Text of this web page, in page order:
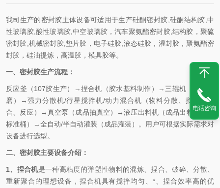
我司生产的密封胶主体设备可适用于生产硅酮密封胶,硅酮结构胶,中
性玻璃胶,酸性玻璃胶,中空玻璃胶，汽车聚氨酯密封胶,结构胶，聚硫
密封胶,机械密封胶,垫片胶，电子硅胶,液态硅胶，灌封胶，聚氨酯密
封胶，硅油提炼，高温胶，模具胶等。
一、密封胶生产流程：
反应釜（107胶生产）→捏合机（胶水基料制作）→三辊机（物料研
磨）→强力分散机/行星搅拌机/动力混合机（物料分散、搅拌、混
合、反应）→真空泵（成品抽真空）→液压出料机（成品出料到包装
标准桶）→全自动/半自动灌装（成品灌装）。用户可根据实际需求对
设备进行选型。
二、密封胶主要设备介绍：
1、 捏合机是一种高粘度的弹塑性物料的混炼、捏合、破碎、分散、
重新聚合的理想设备，捏合机具有搅拌均匀、*、捏合效率高的优
电话咨询